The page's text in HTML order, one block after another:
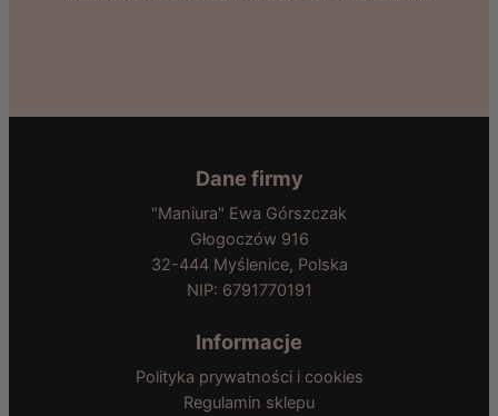
Dane firmy
"Maniura" Ewa Górszczak
Głogoczów 916
32-444 Myślenice, Polska
NIP: 6791770191
Informacje
Polityka prywatności i cookies
Regulamin sklepu